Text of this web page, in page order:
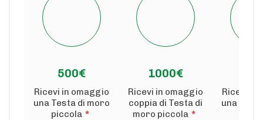
500€
Ricevi in omaggio
una Testa di moro
piccola *
1000€
Ricevi in omaggio
coppia di Testa di
moro piccola *
Ricevi in
una